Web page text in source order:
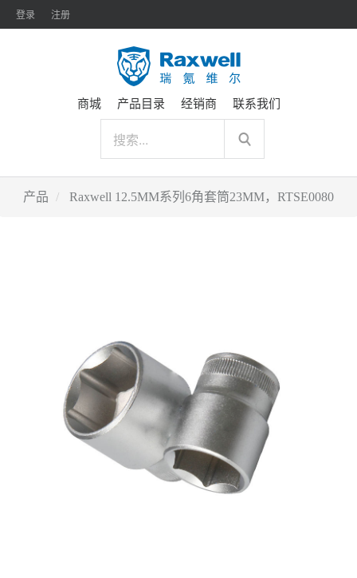
登录 注册
商城 产品目录 经销商 联系我们
产品 Raxwell 12.5MM系列6角套筒23MM，RTSE0080